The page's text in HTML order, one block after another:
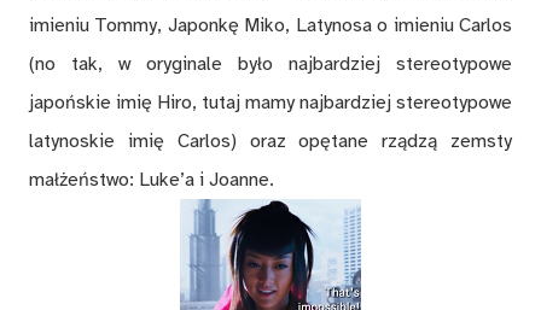
imieniu Tommy, Japonkę Miko, Latynosa o imieniu Carlos
(no tak, w oryginale było najbardziej stereotypowe
japońskie imię Hiro, tutaj mamy najbardziej stereotypowe
latynoskie imię Carlos) oraz opętane rządzą zemsty
małżeństwo: Luke’a i Joanne.